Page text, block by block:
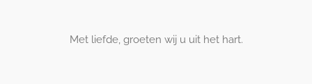
Met liefde, groeten wij u uit het hart.